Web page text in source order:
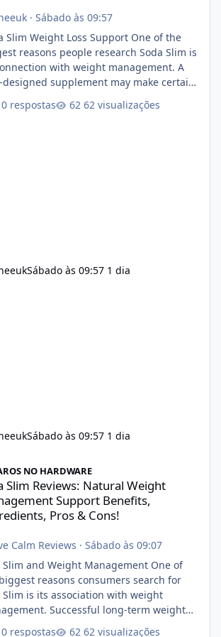
· Sábado às 09:57
Slim Weight Loss Support One of the
reasons people research Soda Slim is
with weight management. A
supplement may make certain
depending on its ingredients and
0 respostas 62 visualizações
Sábado às 09:57 1 dia
Sábado às 09:57 1 dia
Natural Weight Management Support
NO HARDWARE
Slim Reviews: Natural Weight
Support Benefits,
Pros & Cons!
Calm Reviews · Sábado às 09:07
Slim and Weight Management One of
reasons consumers search for
Slim is its association with weight
Successful long-term weight
typically depends on
0 respostas 62 visualizações